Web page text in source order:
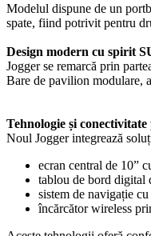
Modelul dispune de un
spate, fiind potrivit pentru
Design modern cu spirit
Jogger se remarcă prin
Bare de pavilion modulare,
Tehnologie și
Noul Jogger integrează
ecran central de 10”
tablou de bord digital
sistem de navigație
încărcător wireless